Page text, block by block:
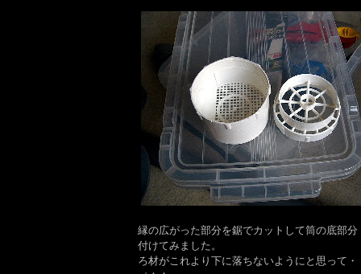
縁の広がった部分を鋸でカットして筒の底部
付けてみました。
ろ材がこれより下に落ちないようにと思って